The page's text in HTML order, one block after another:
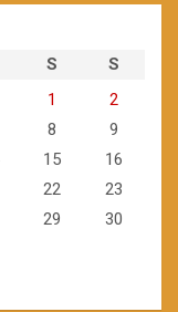
S
S
1
2
8
9
15
16
22
23
29
30